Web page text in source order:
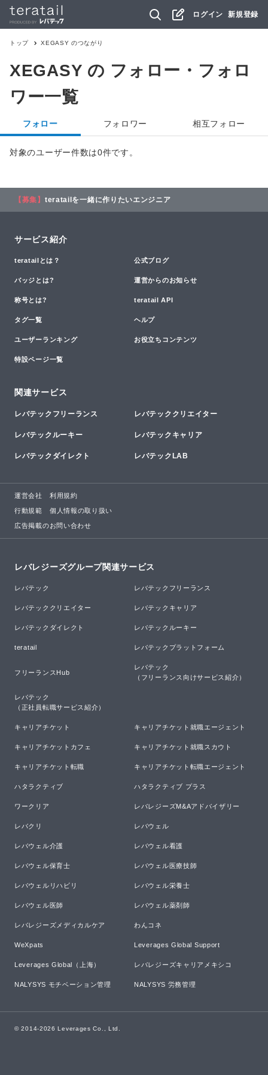
ログイン 新規登録
トップ XEGASY のつながり
XEGASY の フォロー・フォロ
ワー一覧
フォロー フォロワー 相互フォロー
対象のユーザー件数は0件です。
【募集】 teratailを一緒に作りたいエンジニア
サービス紹介
teratailとは？ 公式ブログ
バッジとは? 運営からのお知らせ
称号とは? teratail API
タグ一覧 ヘルプ
ユーザーランキング お役立ちコンテンツ
特設ページ一覧
関連サービス
レバテックフリーランス レバテッククリエイター
レバテックルーキー レバテックキャリア
レバテックダイレクト レバテックLAB
運営会社 利用規約
行動規範 個人情報の取り扱い
広告掲載のお問い合わせ
レバレジーズグループ関連サービス
レバテック レバテックフリーランス
レバテッククリエイター レバテックキャリア
レバテックダイレクト レバテックルーキー
teratail レバテックプラットフォーム
フリーランスHub
レバテック
（フリーランス向けサービス紹介）
レバテック
（正社員転職サービス紹介）
キャリアチケット キャリアチケット就職エージェント
キャリアチケットカフェ キャリアチケット就職スカウト
キャリアチケット転職 キャリアチケット転職エージェント
ハタラクティブ ハタラクティブ プラス
ワークリア レバレジーズM&Aアドバイザリー
レバクリ レバウェル
レバウェル介護 レバウェル看護
レバウェル保育士 レバウェル医療技師
レバウェルリハビリ レバウェル栄養士
レバウェル医師 レバウェル薬剤師
レバレジーズメディカルケア わんコネ
WeXpats Leverages Global Support
Leverages Global（上海） レバレジーズキャリアメキシコ
NALYSYS モチベーション管理 NALYSYS 労務管理
© 2014-2026 Leverages Co., Ltd.